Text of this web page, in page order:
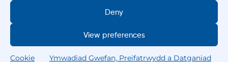
Deny
View preferences
Cookie Ymwadiad Gwefan, Preifatrwydd a Datganiad
Hawl.